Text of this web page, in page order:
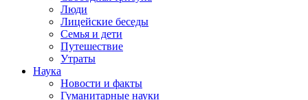
Люди
Лицейские беседы
Семья и дети
Путешествие
Утраты
Наука
Новости и факты
Гуманитарные науки